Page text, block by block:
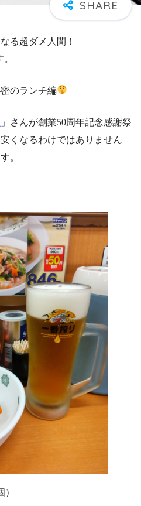
る超ダメ人間！
のランチ編
」さんが創業50周年記念感謝祭
くなるわけではありません
。